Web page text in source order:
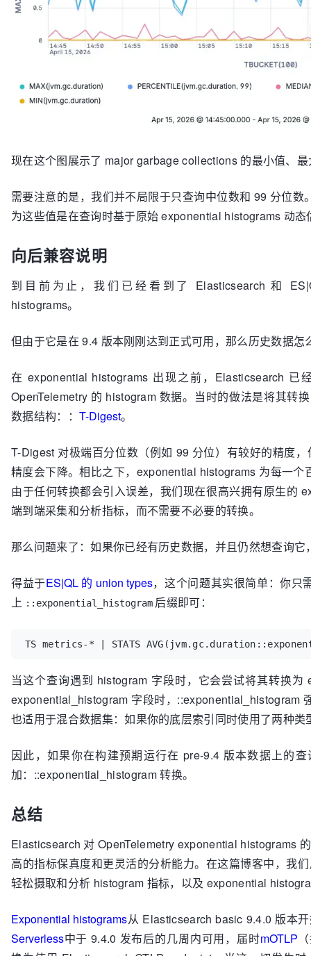
现在这个图展示了 major garbage collections 的最小值、
需要注意的是，我们并不局限于只查询中位数和 99 分位
为这些值是在查询时基于原始 exponential histograms 动态
向后兼容说明
到目前为止，我们已经看到了 Elasticsearch 和
histograms。
但由于它是在 9.4 版本刚刚达到正式可用，那么历史数据怎
在 exponential histograms 出现之前，Elasticsearch 已
OpenTelemetry 的 histogram 数据。当时的做法是将其转
数据结构：： T-Digest。
T-Digest 对极端百分位数（例如 99 分位）有较好的精度
精度会下降。相比之下，exponential histograms 为每一
由于任何转换都会引入误差，我们现在很高兴拥有原生的
端到端采集和分析指标，而不需要不必要的转换。
那么问题来了：如果你已经有历史数据，并且仍然想查询它
得益于ES|QL 的 union types，这个问题其实很简单：你只
上 ::exponential_histogram 后缀即可：
TS metrics-* | STATS
当这个查询遇到 histogram 字段时，它会尝试将其转换
exponential_histogram 字段时，::exponential_histogram
也适用于混合数据集：如果你的底层索引同时使用了两种
因此，如果你在构建预期运行在 pre-9.4 版本数据上的
加：::exponential_histogram 转换。
总结
Elasticsearch 对 OpenTelemetry exponential histograms
高的指标保真度和更灵活的分析能力。在这篇博客中，我
轻松摄取和分析 histogram 指标，以及 exponential
Exponential histograms从 Elasticsearch basic 9.4.0 版本
Serverless中于 9.4.0 发布后的几周内可用，届时mOTLP